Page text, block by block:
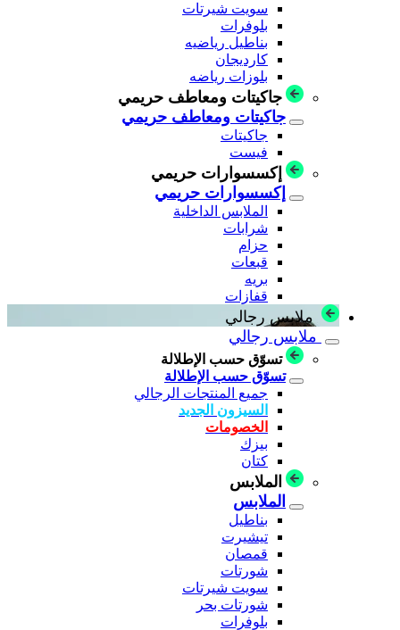
سويت شيرتات
بلوفرات
بناطيل رياضيه
كارديجان
بلوزات رياضه
جاكيتات ومعاطف حريمي
جاكيتات ومعاطف حريمي
جاكيتات
فيست
إكسسوارات حريمي
إكسسوارات حريمي
الملابس الداخلية
شرابات
حزام
قبعات
بريه
قفازات
ملابس رجالي
ملابس رجالي
تسوّق حسب الإطلالة
تسوّق حسب الإطلالة
جميع المنتجات الرجالي
السيزون الجديد
الخصومات
بيزك
كتان
الملابس
الملابس
بناطيل
تيشيرت
قمصان
شورتات
سويت شيرتات
شورتات بحر
بلوفرات